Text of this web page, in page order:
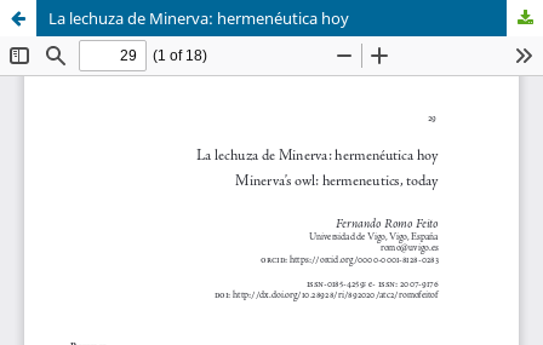
La lechuza de Minerva: hermenéutica hoy